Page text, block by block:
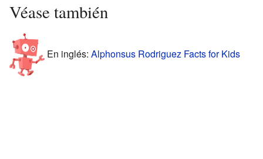
Véase también
En inglés: Alphonsus Rodriguez Facts for Kids